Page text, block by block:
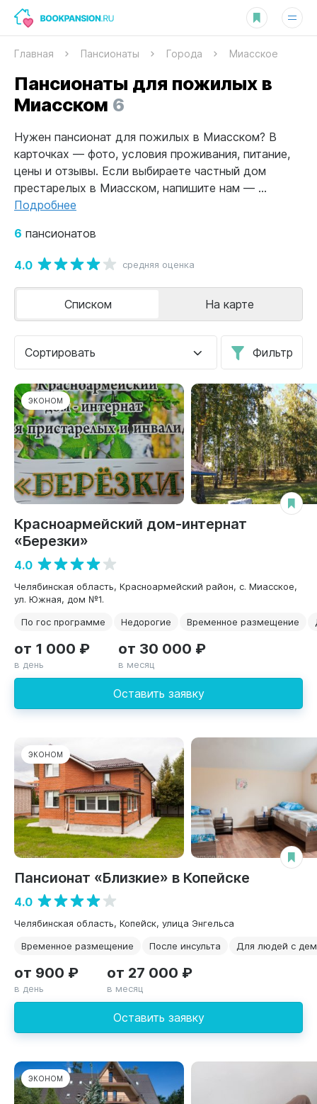
Главная Пансионаты Города Миасское
Пансионаты для пожилых в
Миасском 6
Нужен пансионат для пожилых в Миасском? В
карточках — фото, условия проживания, питание,
цены и отзывы. Если выбираете частный дом
престарелых в Миасском, напишите нам — ...
Подробнее
6 пансионатов
4.0 средняя оценка
Сортировать Фильтр
Списком На карте
ЭКОНОМ
Красноармейский дом-интернат
«Березки»
4.0
Челябинская область, Красноармейский район, с. Миасское,
ул. Южная, дом №1.
По гос программе
Недорогие Временное размещение
Оставить заявку
от 1 000 ₽
в день
от 30 000 ₽
в месяц
ЭКОНОМ
Пансионат «Близкие» в Копейске
4.0
Челябинская область, Копейск, улица Энгельса
Временное размещение
После инсульта Для людей с
Оставить заявку
от 900 ₽
в день
от 27 000 ₽
в месяц
ЭКОНОМ